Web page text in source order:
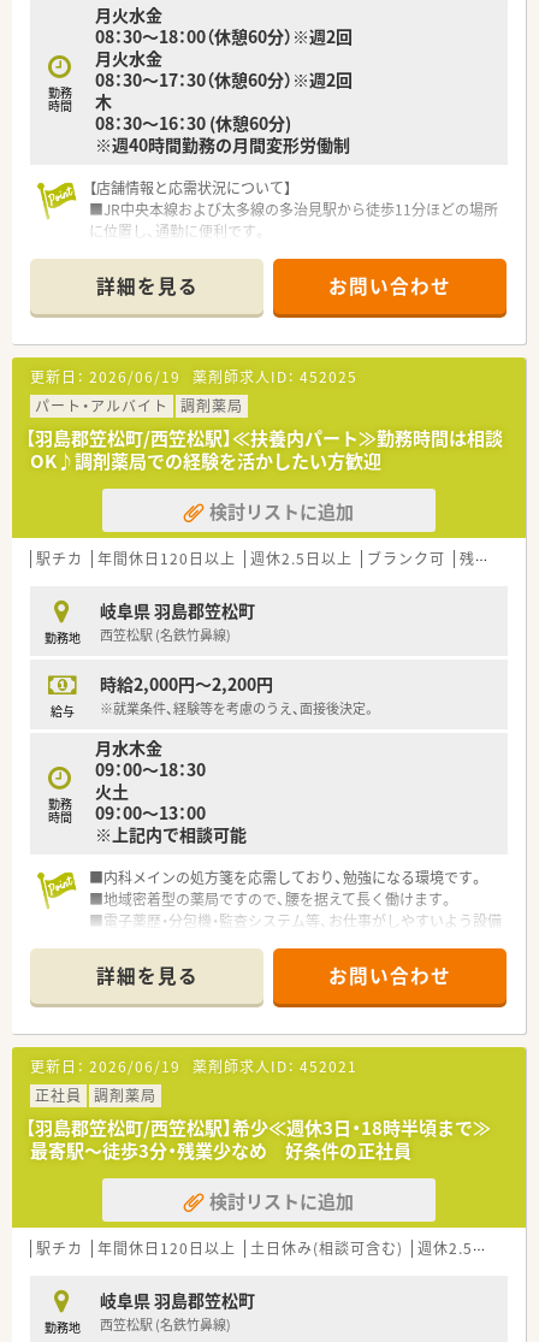
勤務
時間
月火水金
08：30～18：00（休憩60分）※週2回
月火水金
08：30～17：30（休憩60分）※週2回
木
08：30～16：30 (休憩60分)
※週40時間勤務の月間変形労働制
【店舗情報と応需状況について】
■JR中央本線および太多線の多治見駅から徒歩11分ほどの場所
に位置し、通勤に便利です。
り、子供好きな方に最適です。
■1日平均100枚の処方箋を常時2名から3名の薬剤師体制で協力
して対応しています。
【求人情報について】
■正社員としての採用で、経験や条件次第では年収600万円の高
収入も目指すことが可能です。
■住宅手当として月額3万円の支給があり、生活基盤をサポート
する福利厚生が充実しています。
■完全週休2日制で年間休日は120日以上確保されており、プラ
イベートも大切にできます。
【勤務実態について】
■残業代は1分単位で支給され、サービス残業が発生しないクリ
■冬場の繁忙期でも18時半頃には業務が終了することが多く、
無理なく働き続けられます。
■週40時間の変形労働制を採用しており、シフトによっては早
【職場環境と雰囲気】
くアットホームな雰囲気です。
■20代から60代まで幅広い世代が在籍しており、職種の垣根な
く風通しの良い職場です。
■社内SNSを活用して情報共有を行っており、店舗間や職種間の
連携がスムーズです。
詳細を見る お問い合わせ
更新日： 2026/06/19 薬剤師求人ID： 452025
パート・アルバイト
調剤薬局
【羽島郡笠松町/西笠松駅】≪扶養内パート≫勤務時間は相談
OK♪調剤薬局での経験を活かしたい方歓迎
検討リストに追加
駅チカ 年間休日120日以上 週休2.5日以上 ブランク可 残業なし(ほぼなし含む)
勤務地
岐阜県 羽島郡笠松町
西笠松駅 (名鉄竹鼻線)
給与
時給2,000円～2,200円
※就業条件、経験等を考慮のうえ、面接後決定。
勤務
時間
月水木金
09：00～18：30
火土
09：00～13：00
※上記内で相談可能
■内科メインの処方箋を応需しており、勉強になる環境です。
■地域密着型の薬局ですので、腰を据えて長く働けます。
■電子薬歴・分包機・監査システム等、お仕事がしやすいよう設備
詳細を見る お問い合わせ
更新日： 2026/06/19 薬剤師求人ID： 452021
正社員
調剤薬局
【羽島郡笠松町/西笠松駅】希少≪週休3日・18時半頃まで≫
最寄駅～徒歩3分・残業少なめ 好条件の正社員
検討リストに追加
駅チカ 年間休日120日以上 土日休み(相談可含む) 週休2.5日以上
勤務地
岐阜県 羽島郡笠松町
西笠松駅 (名鉄竹鼻線)